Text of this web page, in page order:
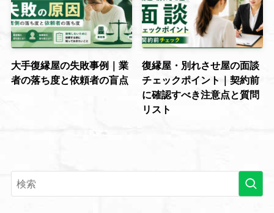
大手復縁屋の失敗事例｜業
者の落ち度と依頼者の盲点
復縁屋・別れさせ屋の面談
チェックポイント｜契約前
に確認すべき注意点と質問
リスト